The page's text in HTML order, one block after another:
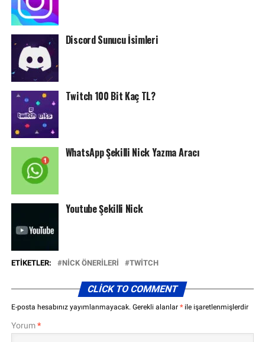
Discord Sunucu İsimleri
Twitch 100 Bit Kaç TL?
WhatsApp Şekilli Nick Yazma Aracı
Youtube Şekilli Nick
ETIKETLER: NICK ÖNERILERI TWITCH
CLICK TO COMMENT
E-posta hesabınız yayımlanmayacak. Gerekli alanlar *ile işaretlenmişlerdir
Yorum*